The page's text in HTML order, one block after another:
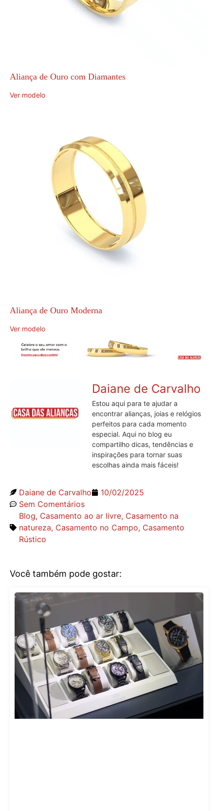
Aliança de Ouro com Diamantes
Ver modelo
Aliança de Ouro Moderna
Ver modelo
Daiane de Carvalho
Estou aqui para te ajudar a
encontrar alianças, joias e relógios
perfeitos para cada momento
especial. Aqui no blog eu
compartilho dicas, tendências e
inspirações para tornar suas
escolhas ainda mais fáceis!
Daiane de Carvalho
10/02/2025
Sem Comentários
Blog, Casamento ao ar livre, Casamento na
natureza, Casamento no Campo, Casamento
Rústico
Você também pode gostar: